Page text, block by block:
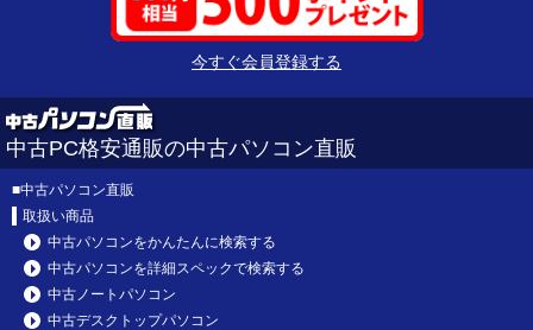
今すぐ会員登録する
中古PC格安通販の中古パソコン直販
■中古パソコン直販
取扱い商品
中古パソコンをかんたんに検索する
中古パソコンを詳細スペックで検索する
中古ノートパソコン
中古デスクトップパソコン